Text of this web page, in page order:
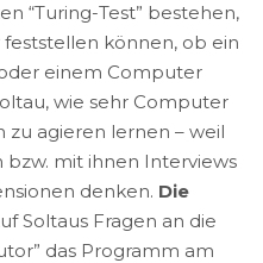
“Turing-Test” bestehen,
können, ob ein
einem Computer
wie sehr Computer
agieren lernen – weil
bzw. mit ihnen Interviews
denken. Die
Soltaus Fragen an die
das Programm am